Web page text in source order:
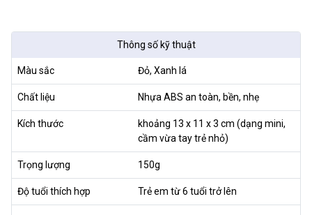
Thông số kỹ thuật
Màu sắc Đỏ, Xanh lá
Chất liệu Nhựa ABS an toàn, bền, nhẹ
Kích thước
khoảng 13 x 11 x 3 cm (dạng mini,
cầm vừa tay trẻ nhỏ)
Trọng lượng 150g
Độ tuổi thích hợp Trẻ em từ 6 tuổi trở lên